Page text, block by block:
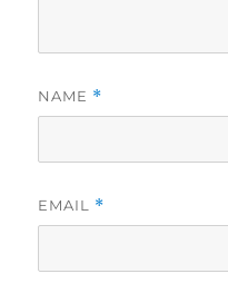
NAME *
EMAIL *